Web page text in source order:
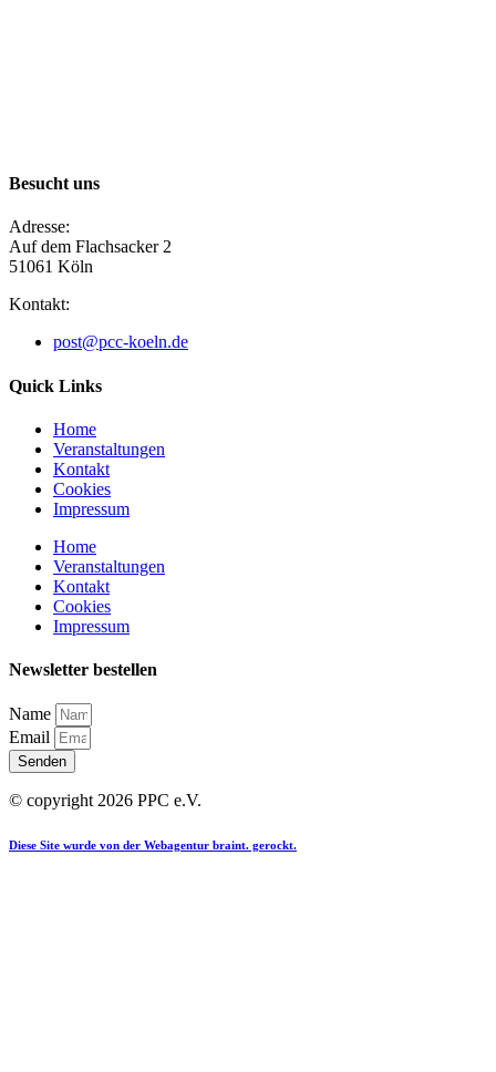
Besucht uns
Adresse:
Auf dem Flachsacker 2
51061 Köln​
Kontakt:
post@pcc-koeln.de
Quick Links
Home
Veranstaltungen
Kontakt
Cookies
Impressum
Home
Veranstaltungen
Kontakt
Cookies
Impressum
Newsletter bestellen
Name
Email
Senden
© copyright 2026 PPC e.V.
Diese Site wurde von der Webagentur braint. gerockt.